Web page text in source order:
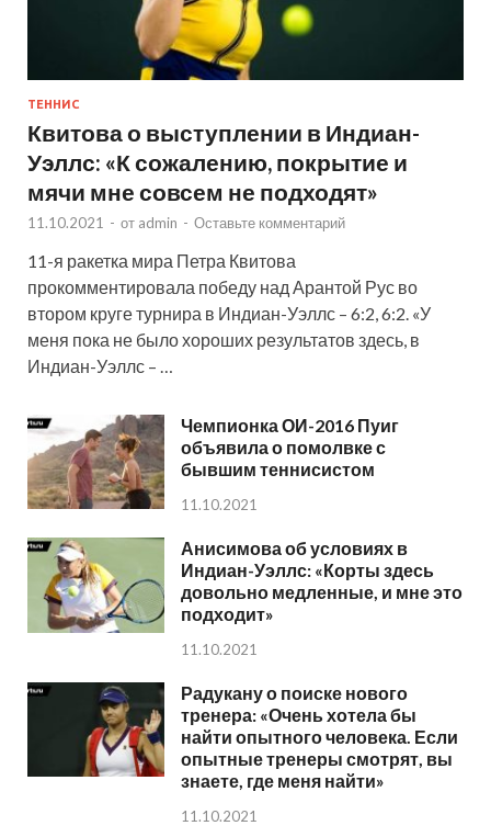
ТЕННИС
Квитова о выступлении в Индиан-
Уэллс: «К сожалению, покрытие и
мячи мне совсем не подходят»
11.10.2021 - от admin - Оставьте комментарий
11-я ракетка мира Петра Квитова
прокомментировала победу над Арантой Рус во
втором круге турнира в Индиан-Уэллс – 6:2, 6:2. «У
меня пока не было хороших результатов здесь, в
Индиан-Уэллс – …
Чемпионка ОИ-2016 Пуиг
объявила о помолвке с
бывшим теннисистом
11.10.2021
Анисимова об условиях в
Индиан-Уэллс: «Корты здесь
довольно медленные, и мне это
подходит»
11.10.2021
Радукану о поиске нового
тренера: «Очень хотела бы
найти опытного человека. Если
опытные тренеры смотрят, вы
знаете, где меня найти»
11.10.2021